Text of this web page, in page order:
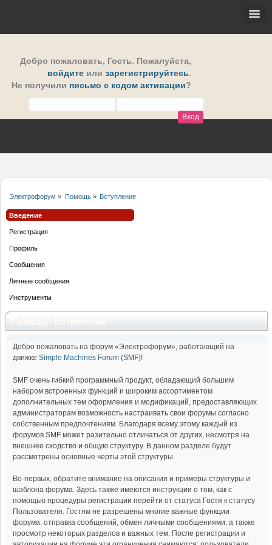
Добро пожаловать, Гость. Пожалуйста,
войдите или зарегистрируйтесь.
Не получили письмо с кодом активации?
Электрофорум » Помощь» Вступление
Введение
Регистрация
Профиль
Сообщения
Личные сообщения
Инструменты
Добро пожаловать на форум «Электрофорум», работающий на
движкеSimple Machines Forum (SMF)!
SMF очень гибкий программный продукт, обладающий большим
набором встроенных функций и широким ассортиментом
дополнительных тем оформления и модификаций, предоставляющих
администраторам возможность настраивать свои форумы согласно
собственным предпочтениям. Благодаря всему этому каждый из
форумов SMF может разительно отличаться от других, несмотря на
внешнее сходство и общую структуру. В данном разделе будут
рассмотрены основные черты этой структуры.
Во-первых, обратите внимание на описания и примеры структуры и
шаблона форума. Здесь также имеются инструкции о том, как с
помощью процедуры регистрации перейти от статуса Гостя к статусу
Пользователя. Гостям не разрешены многие важные функции
форума: отправка сообщений, обмен личными сообщениями, а также
просмотр некоторых разделов и важных тем. После регистрации и